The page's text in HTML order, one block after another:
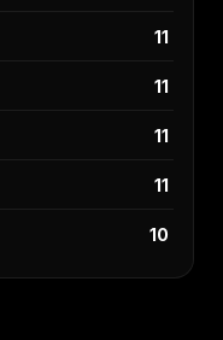
11
11
11
11
10